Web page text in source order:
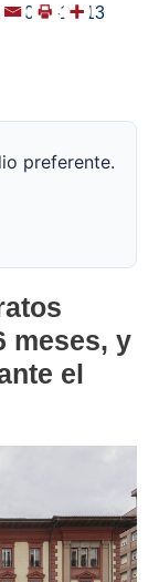
/2021-10-13
preferente.
meses, y
el